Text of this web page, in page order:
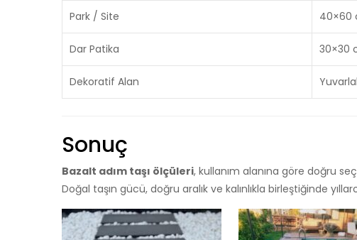
Park / Site 40×60
Dar Patika 30×30
Dekoratif Alan
Sonuç
Bazalt adım taşı ölçüleri, kullanım alanına göre doğru
Doğal taşın gücü, doğru aralık ve kalınlıkla birleştiğinde